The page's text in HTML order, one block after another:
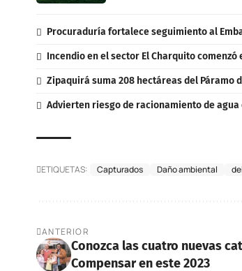
Procuraduría fortalece seguimiento al
Incendio en el sector El Charquito
Zipaquirá suma 208 hectáreas del Páramo
Advierten riesgo de racionamiento de agua
ETIQUETAS: Capturados Daño ambiental
ANTERIOR
Conozca las cuatro nuevas
Compensar en este 2023